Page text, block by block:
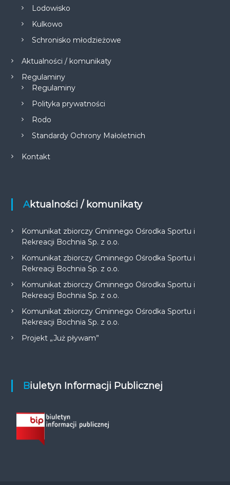
Lodowisko
Kulkowo
Schronisko młodzieżowe
Aktualności / komunikaty
Regulaminy
Regulaminy
Polityka prywatności
Rodo
Standardy Ochrony Małoletnich
Kontakt
Aktualności / komunikaty
Komunikat zbiorczy Gminnego Ośrodka Sportu i
Rekreacji Bochnia Sp. z o.o.
Komunikat zbiorczy Gminnego Ośrodka Sportu i
Rekreacji Bochnia Sp. z o.o.
Komunikat zbiorczy Gminnego Ośrodka Sportu i
Rekreacji Bochnia Sp. z o.o.
Komunikat zbiorczy Gminnego Ośrodka Sportu i
Rekreacji Bochnia Sp. z o.o.
Projekt „Już pływam”
Biuletyn Informacji Publicznej